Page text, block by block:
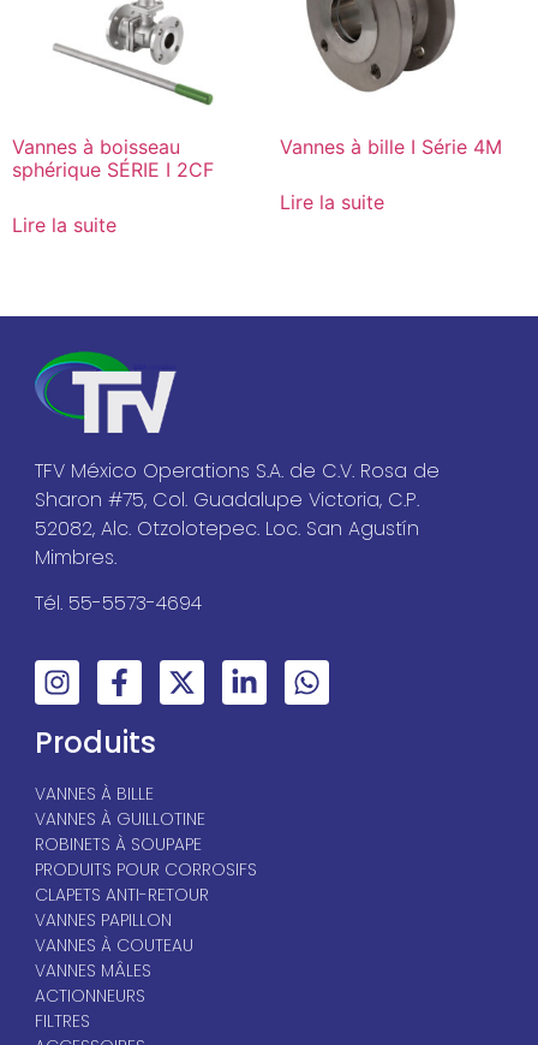
Vannes à boisseau
sphérique SÉRIE I 2CF
Lire la suite
Vannes à bille I Série 4M
Lire la suite
TFV México Operations S.A. de C.V. Rosa de
Sharon #75, Col. Guadalupe Victoria, C.P.
52082, Alc. Otzolotepec. Loc. San Agustín
Mimbres.
Tél. 55-5573-4694
Produits
VANNES À BILLE
VANNES À GUILLOTINE
ROBINETS À SOUPAPE
PRODUITS POUR CORROSIFS
CLAPETS ANTI-RETOUR
VANNES PAPILLON
VANNES À COUTEAU
VANNES MÂLES
ACTIONNEURS
FILTRES